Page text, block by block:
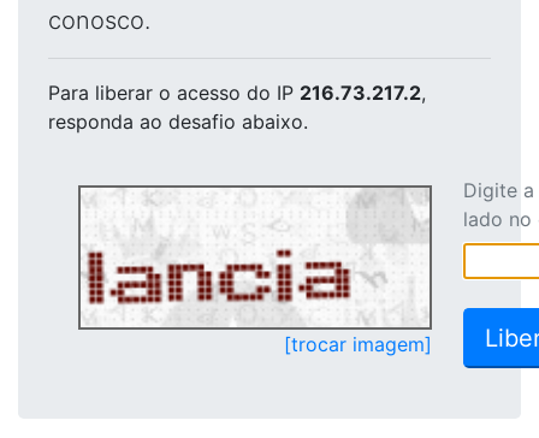
conosco.
Para liberar o acesso do IP 216.73.217.2,
responda ao desafio abaixo.
[trocar imagem]
Digite
lado no